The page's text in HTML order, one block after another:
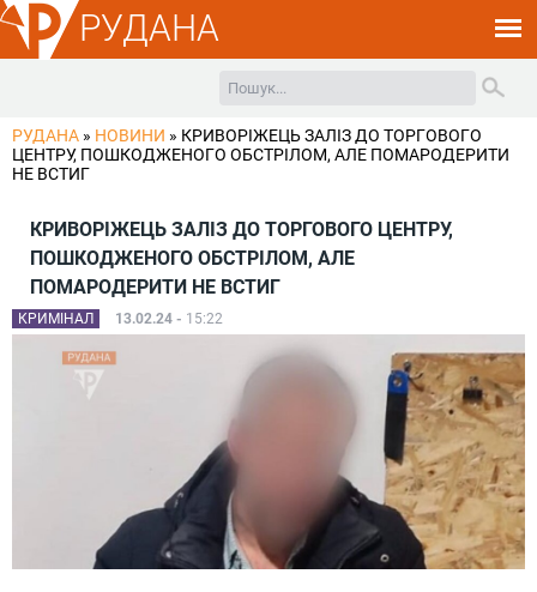
РУДАНА
РУДАНА » НОВИНИ » КРИВОРІЖЕЦЬ ЗАЛІЗ ДО ТОРГОВОГО
ЦЕНТРУ, ПОШКОДЖЕНОГО ОБСТРІЛОМ, АЛЕ ПОМАРОДЕРИТИ
НЕ ВСТИГ
КРИВОРІЖЕЦЬ ЗАЛІЗ ДО ТОРГОВОГО ЦЕНТРУ,
ПОШКОДЖЕНОГО ОБСТРІЛОМ, АЛЕ
ПОМАРОДЕРИТИ НЕ ВСТИГ
КРИМІНАЛ 13.02.24 - 15:22